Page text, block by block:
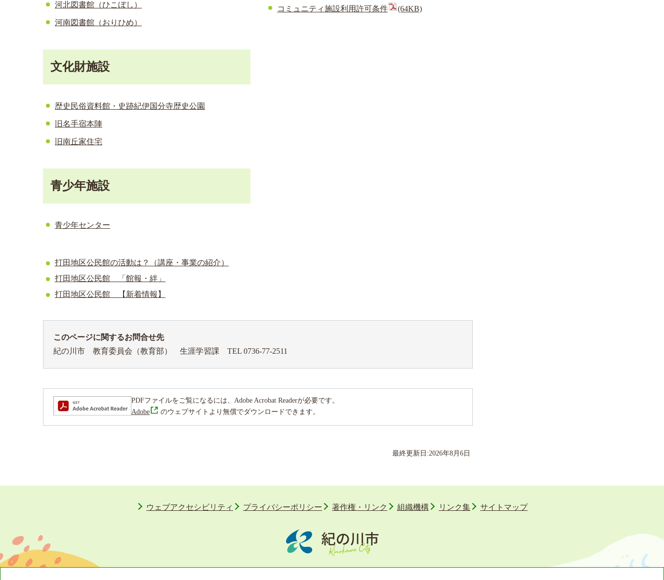
河北図書館（ひこぼし）
河南図書館（おりひめ）
文化財施設
歴史民俗資料館・史跡紀伊国分寺歴史公園
旧名手宿本陣
旧南丘家住宅
青少年施設
青少年センター
コミュニティ施設利用許可条件 (64KB)
打田地区公民館の活動は？（講座・事業の紹介）
打田地区公民館 「館報・絆」
打田地区公民館 【新着情報】
このページに関するお問合せ先
紀の川市 教育委員会（教育部） 生涯学習課 TEL 0736-77-2511
PDFファイルをご覧になるには、Adobe Acrobat Readerが必要です。
Adobe
のウェブサイトより無償でダウンロードできます。
最終更新日:2026年8月 6 日
ウェブアクセシビリティ プライバシーポリシー 著作権・リンク 組織機構 リンク集 サイトマップ